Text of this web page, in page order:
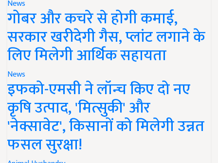
News
गोबर और कचरे से होगी कमाई,
सरकार खरीदेगी गैस, प्लांट लगाने के
लिए मिलेगी आर्थिक सहायता
News
इफको-एमसी ने लॉन्च किए दो नए
कृषि उत्पाद, 'मित्सुकी' और
'नेक्सावेट', किसानों को मिलेगी उन्नत
फसल सुरक्षा!